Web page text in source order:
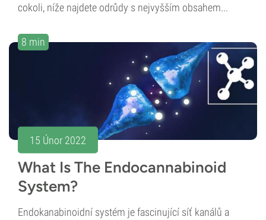
cokoli, níže najdete odrůdy s nejvyšším obsahem...
8 min
15 Únor 2022
What Is The Endocannabinoid
System?
Endokanabinoidní systém je fascinující síť kanálů a